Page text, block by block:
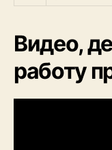
Видео,
работу